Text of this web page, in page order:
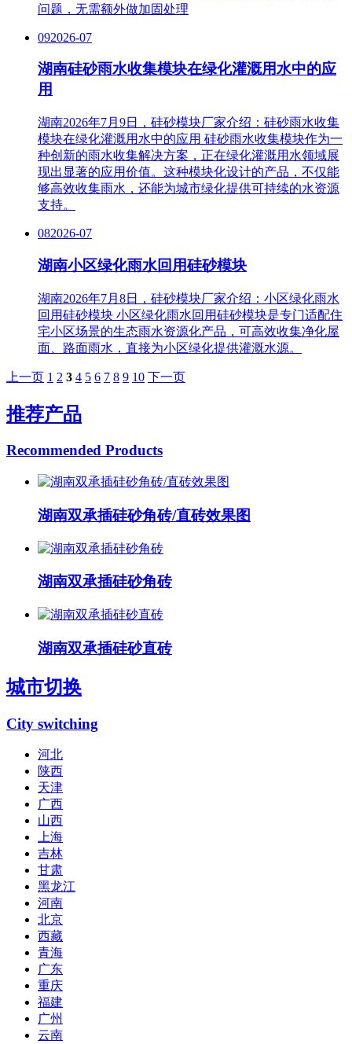
问题，无需额外做加固处理
092026-07
湖南硅砂雨水收集模块在绿化灌溉用水中的应
用
湖南2026年7月9日，硅砂模块厂家介绍：硅砂雨水收集
模块在绿化灌溉用水中的应用 硅砂雨水收集模块作为一
种创新的雨水收集解决方案，正在绿化灌溉用水领域展
现出显著的应用价值。这种模块化设计的产品，不仅能
够高效收集雨水，还能为城市绿化提供可持续的水资源
支持。
082026-07
湖南小区绿化雨水回用硅砂模块
湖南2026年7月8日，硅砂模块厂家介绍：小区绿化雨水
回用硅砂模块 小区绿化雨水回用硅砂模块是专门适配住
宅小区场景的生态雨水资源化产品，可高效收集净化屋
面、路面雨水，直接为小区绿化提供灌溉水源。
上一页 1 2 3 4 5 6 7 8 9 10 下一页
推荐产品
Recommended Products
湖南双承插硅砂角砖/直砖效果图
湖南双承插硅砂角砖
湖南双承插硅砂直砖
城市切换
City switching
河北
陕西
天津
广西
山西
上海
吉林
甘肃
黑龙江
河南
北京
西藏
青海
广东
重庆
福建
广州
云南